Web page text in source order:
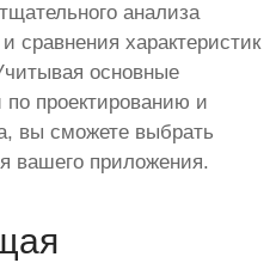
анализа
сравнения характеристик
основные
проектированию и
вы сможете выбрать
вашего приложения.